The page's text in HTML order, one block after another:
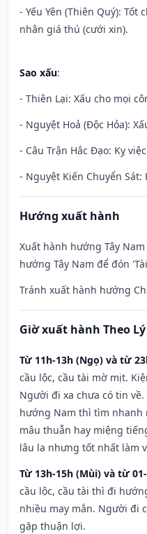
- Yếu Yên (Thiên Quý): Tốt
nhân giá thú (cưới xin).
Sao xấu:
- Thiên Lại: Xấu cho mọi
- Nguyệt Hoả (Độc Hỏa):
- Câu Trận Hắc Đạo: Kỵ
- Nguyệt Kiến Chuyển Sát:
Hướng xuất hành
Xuất hành hướng Tây
hướng Tây Nam để đón
Tránh xuất hành hướng
Giờ xuất hành Theo
Từ 11h-13h (Ngọ) và từ
cầu lộc, cầu tài mờ mịt.
Người đi xa chưa có tin
hướng Nam thì tìm nhanh
mâu thuẫn hay miệng
lâu la nhưng tốt nhất làm
Từ 13h-15h (Mùi) và từ
cầu lộc, cầu tài thì đi
nhiều may mắn. Người đi
gặp thuận lợi.